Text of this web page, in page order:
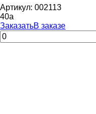
Артикул: 002113
40a
ЗаказатьВ заказе